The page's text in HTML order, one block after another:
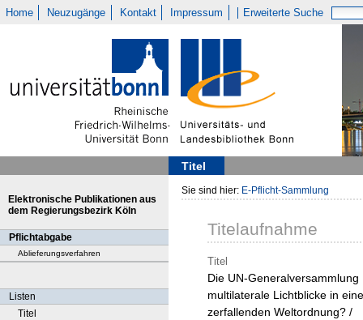
Home Neuzugänge Kontakt Impressum Erweiterte Suche
Titel
Elektronische Publikationen aus
dem Regierungsbezirk Köln
Pflichtabgabe
Ablieferungsverfahren
Listen
Titel
Sie sind hier: E-Pflicht-Sammlung
Titelaufnahme
Titel
Die UN-Generalversammlung
multilaterale Lichtblicke in
zerfallenden Weltordnung? /